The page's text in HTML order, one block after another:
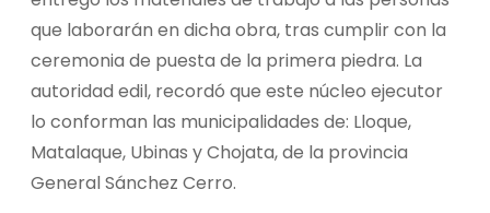
que laborarán en dicha obra, tras cumplir con la
ceremonia de puesta de la primera piedra. La
autoridad edil, recordó que este núcleo ejecutor
lo conforman las municipalidades de: Lloque,
Matalaque, Ubinas y Chojata, de la provincia
General Sánchez Cerro.